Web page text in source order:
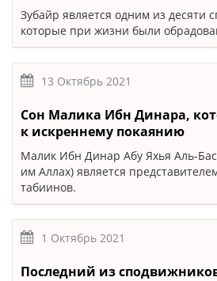
Зубайр является одним из десяти
которые при жизни были
13 Октябрь 2021
Сон Малика Ибн Динара,
к искреннему покаянию
Малик Ибн Динар Абу Яхья Аль-
им Аллах) является
табиинов.
1 Октябрь 2021
Последний из